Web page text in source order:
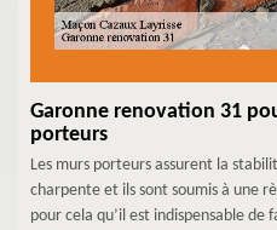
Garonne renovation 31
porteurs
Les murs porteurs assurent la
charpente et ils sont soumis à une
pour cela qu’il est indispensable de